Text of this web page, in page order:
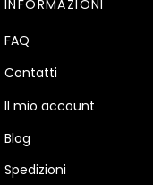
INFORMAZIONI
FAQ
Contatti
Il mio account
Blog
Spedizioni